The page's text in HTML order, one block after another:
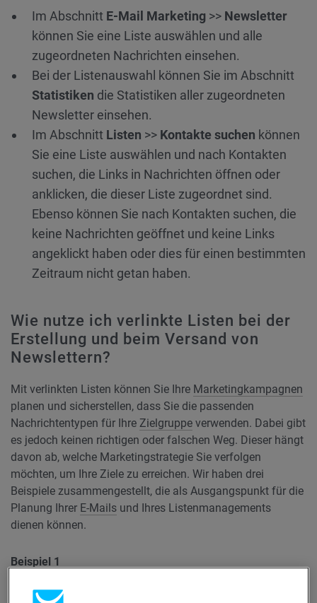
Im Abschnitt E-Mail Marketing >> Newsletter
können Sie eine Liste auswählen und alle
zugeordneten Nachrichten einsehen.
Bei der Listenauswahl können Sie im Abschnitt
Statistiken die Statistiken aller zugeordneten
Newsletter einsehen.
Im Abschnitt Listen >> Kontakte suchen können
Sie eine Liste auswählen und nach Kontakten
suchen, die Links in Nachrichten öffnen oder
anklicken, die dieser Liste zugeordnet sind.
Ebenso können Sie nach Kontakten suchen, die
keine Nachrichten geöffnet und keine Links
angeklickt haben oder dies für einen bestimmten
Zeitraum nicht getan haben.
Wie nutze ich verlinkte Listen bei der
Erstellung und beim Versand von
Newslettern?
Mit verlinkten Listen können Sie Ihre Marketingkampagnen
planen und sicherstellen, dass Sie die passenden
Nachrichtentypen für Ihre Zielgruppe verwenden. Dabei gibt
es jedoch keinen richtigen oder falschen Weg. Dieser hängt
davon ab, welche Marketingstrategie Sie verfolgen
möchten, um Ihre Ziele zu erreichen. Wir haben drei
Beispiele zusammengestellt, die als Ausgangspunkt für die
Planung Ihrer E-Mails und Ihres Listenmanagements
dienen können.
Beispiel 1
Dieses Beispiel zeigt, wann es hilfreich ist, Ihre Newsletter